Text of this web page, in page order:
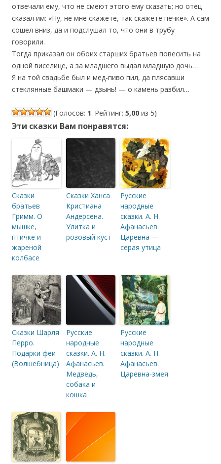
отвечали ему, что не смеют этого ему сказать; но отец
сказал им: «Ну, не мне скажете, так скажете печке». А сам
сошел вниз, да и подслушал то, что они в трубу
говорили.
Тогда приказал он обоих старших братьев повесить на
одной виселице, а за младшего выдал младшую дочь…
Я на той свадьбе был и мед-пиво пил, да плясавши
стеклянные башмаки — дзынь! — о камень разбил…
(Голосов: 1. Рейтинг: 5,00 из 5)
Эти сказки Вам понравятся:
Сказки
братьев
Гримм. О
мышке,
птичке и
жареной
колбасе
Сказки Ханса
Кристиана
Андерсена.
Улитка и
розовый куст
Русские
народные
сказки. А. Н.
Афанасьев.
Царевна —
серая утица
Сказки Шарля
Перро.
Подарки феи
(Волшебница)
Русские
народные
сказки. А. Н.
Афанасьев.
Медведь,
собака и
кошка
Русские
народные
сказки. А. Н.
Афанасьев.
Царевна-змея